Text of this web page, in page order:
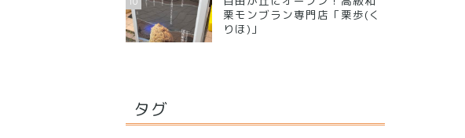
栗モンブラン専門店「栗歩(く
りほ)」
タグ